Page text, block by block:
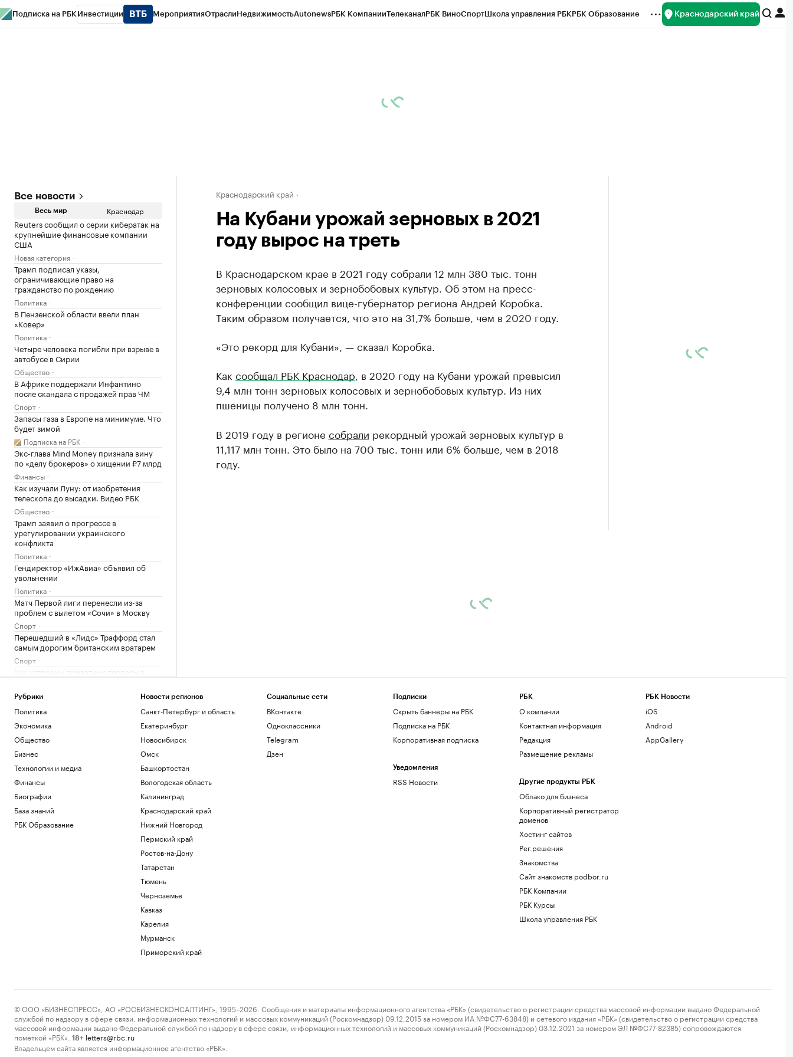
Подписка на РБК Инвестиции МероприятияОтраслиНедвижимостьAutonewsРБК КомпанииТелеканалРБК ВиноСпортШкола управления РБКРБК Образование Краснодарский край
Все новости
Весь мир Краснодар
Reuters сообщил о серии кибератак на
крупнейшие финансовые компании
США
Новая категория
Трамп подписал указы,
ограничивающие право на
гражданство по рождению
Политика
В Пензенской области ввели план
«Ковер»
Политика
Четыре человека погибли при взрыве в
автобусе в Сирии
Общество
В Африке поддержали Инфантино
после скандала с продажей прав ЧМ
Спорт
Запасы газа в Европе на минимуме. Что
будет зимой
Подписка на РБК
Экс-глава Mind Money признала вину
по «делу брокеров» о хищении ₽7 млрд
Финансы
Как изучали Луну: от изобретения
телескопа до высадки. Видео РБК
Общество
Трамп заявил о прогрессе в
урегулировании украинского
конфликта
Политика
Гендиректор «ИжАвиа» объявил об
увольнении
Политика
Матч Первой лиги перенесли из-за
проблем с вылетом «Сочи» в Москву
Спорт
Перешедший в «Лидс» Траффорд стал
самым дорогим британским вратарем
Спорт
Как устроены приватные террасы в
РБК и ПИК Серия плюс
Аэропорт Домодедово открыли для
приема и вылета самолетов
Политика
Женщина и ребенок погибли во время
непогоды в Смоленске
Общество
Арест запросили обвиняемой по делу о
порнографии экс-участнице «Дома-2»
Общество
Иран сообщил об «операции против
целей врага» в Ормузском проливе
Шнайдер обыграла Калинскую и вышла
в четвертый круг турнира в Торонто
В горах Казахстана эвакуировали еще
В Смоленской области ввели режим ЧС
Краснодарский край
На Кубани урожай зерновых в 2021
году вырос на треть
В Краснодарском крае в 2021 году собрали 12 млн 380 тыс. тонн
зерновых колосовых и зернобобовых культур. Об этом на пресс-
конференции сообщил вице-губернатор региона Андрей Коробка.
Таким образом получается, что это на 31,7% больше, чем в 2020 году.
«Это рекорд для Кубани», — сказал Коробка.
Как сообщал РБК Краснодар , в 2020 году на Кубани урожай превысил
9,4 млн тонн зерновых колосовых и зернобобовых культур. Из них
пшеницы получено 8 млн тонн.
В 2019 году в регионе собрали рекордный урожай зерновых культур в
11,117 млн тонн. Это было на 700 тыс. тонн или 6% больше, чем в 2018
году.
Рубрики
Политика
Экономика
Общество
Бизнес
Технологии и медиа
Финансы
Биографии
База знаний
РБК Образование
Новости регионов
Санкт-Петербург и область
Екатеринбург
Новосибирск
Омск
Башкортостан
Вологодская область
Калининград
Краснодарский край
Нижний Новгород
Пермский край
Ростов-на-Дону
Татарстан
Тюмень
Черноземье
Кавказ
Карелия
Мурманск
Приморский край
Социальные сети
ВКонтакте
Одноклассники
Telegram
Дзен
Подписки
Скрыть баннеры на РБК
Подписка на РБК
Корпоративная подписка
Уведомления
RSS Новости
РБК
О компании
Контактная информация
Редакция
Размещение рекламы
Другие продукты РБК
Облако для бизнеса
Корпоративный регистратор
доменов
Хостинг сайтов
Рег.решения
Знакомства
Сайт знакомств podbor.ru
РБК Компании
РБК Курсы
Школа управления РБК
РБК Новости
iOS
Android
AppGallery
© ООО «БИЗНЕСПРЕСС», АО «РОСБИЗНЕСКОНСАЛТИНГ», 1995–2026. Сообщения и материалы информационного агентства «РБК» (свидетельство о регистрации средства массовой информации выдано Федеральной
службой по надзору в сфере связи, информационных технологий и массовых коммуникаций (Роскомнадзор) 09.12.2015 за номером ИА №ФС77-63848) и сетевого издания «РБК» (свидетельство о регистрации средства
массовой информации выдано Федеральной службой по надзору в сфере связи, информационных технологий и массовых коммуникаций (Роскомнадзор) 03.12.2021 за номером ЭЛ №ФС77-82385) сопровождаются
пометкой «РБК».
18+ letters@rbc.ru
Владельцем сайта является информационное агентство «РБК».